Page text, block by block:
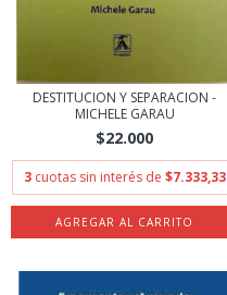
DESTITUCION Y SEPARACION -
MICHELE GARAU
$22.000
3 cuotas sin interés de $7.333,33